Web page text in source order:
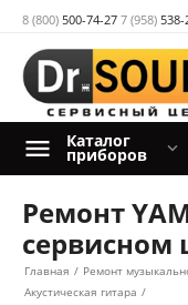
8 (800) 500-74-27 7 (958) 538-
Каталог
приборов
Ремонт
сервисном
Главная / Ремонт
Акустическая гитара /